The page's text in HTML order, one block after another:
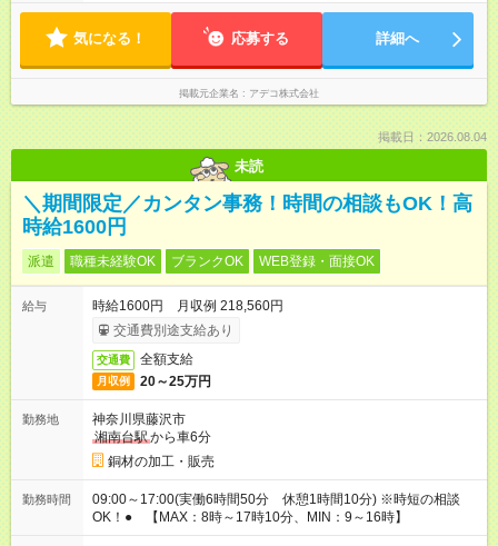
気になる！ 応募する 詳細へ
掲載元企業名 アデコ株式会社
掲載日：2026.08.04
未読
＼期間限定／カンタン事務！時間の相談もOK！高
時給1600円
派遣 職種未経験OK ブランクOK WEB登録・面接OK
給与
時給1600円 月収例 218,560円
交通費別途支給あり
交通費 全額支給
月収例 20～25万円
勤務地
神奈川県藤沢市
湘南台駅から車6分
銅材の加工・販売
勤務時間
09:00～17:00(実働6時間50分 休憩1時間10分) ※時短の相談
OK！● 【MAX：8時～17時10分、MIN：9～16時】